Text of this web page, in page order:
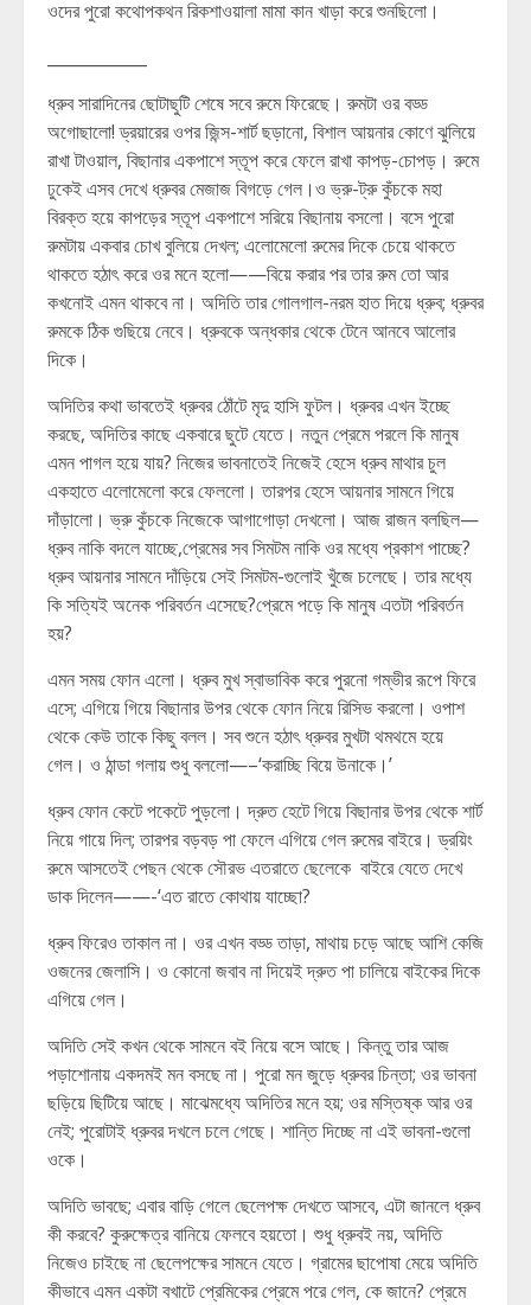
ওদের পুরো কথোপকথন রিকশাওয়ালা মামা কান খাড়া করে শুনছিলো।
ধ্রুব সারাদিনের ছোটাছুটি শেষে সবে রুমে ফিরেছে। রুমটা ওর বড্ড
অগোছালো! ড্রয়ারের ওপর জিন্স-শার্ট ছড়ানো, বিশাল আয়নার কোণে ঝুলিয়ে
রাখা টাওয়াল, বিছানার একপাশে স্তূপ করে ফেলে রাখা কাপড়-চোপড়। রুমে
ঢুকেই এসব দেখে ধ্রুবর মেজাজ বিগড়ে গেল।ও ভ্রু-ট্রু কুঁচকে মহা
বিরক্ত হয়ে কাপড়ের স্তূপ একপাশে সরিয়ে বিছানায় বসলো। বসে পুরো
রুমটায় একবার চোখ বুলিয়ে দেখল; এলোমেলো রুমের দিকে চেয়ে থাকতে
থাকতে হঠাৎ করে ওর মনে হলো——বিয়ে করার পর তার রুম তো আর
কখনোই এমন থাকবে না। অদিতি তার গোলগাল-নরম হাত দিয়ে ধ্রুব; ধ্রুবর
রুমকে ঠিক গুছিয়ে নেবে। ধ্রুবকে অন্ধকার থেকে টেনে আনবে আলোর
দিকে।
অদিতির কথা ভাবতেই ধ্রুবর ঠোঁটে মৃদু হাসি ফুটল। ধ্রুবর এখন ইচ্ছে
করছে, অদিতির কাছে একবারে ছুটে যেতে। নতুন প্রেমে পরলে কি মানুষ
এমন পাগল হয়ে যায়? নিজের ভাবনাতেই নিজেই হেসে ধ্রুব মাথার চুল
একহাতে এলোমেলো করে ফেললো। তারপর হেসে আয়নার সামনে গিয়ে
দাঁড়ালো। ভ্রু কুঁচকে নিজেকে আগাগোড়া দেখলো। আজ রাজন বলছিল—
ধ্রুব নাকি বদলে যাচ্ছে,প্রেমের সব সিমটম নাকি ওর মধ্যে প্রকাশ পাচ্ছে?
ধ্রুব আয়নার সামনে দাঁড়িয়ে সেই সিমটম-গুলোই খুঁজে চলেছে। তার মধ্যে
কি সত্যিই অনেক পরিবর্তন এসেছে?প্রেমে পড়ে কি মানুষ এতটা পরিবর্তন
হয়?
এমন সময় ফোন এলো। ধ্রুব মুখ স্বাভাবিক করে পুরনো গম্ভীর রূপে ফিরে
এসে; এগিয়ে গিয়ে বিছানার উপর থেকে ফোন নিয়ে রিসিভ করলো। ওপাশ
থেকে কেউ তাকে কিছু বলল। সব শুনে হঠাৎ ধ্রুবর মুখটা থমথমে হয়ে
গেল। ও ঠান্ডা গলায় শুধু বললো—–‘করাচ্ছি বিয়ে উনাকে।’
ধ্রুব ফোন কেটে পকেটে পুড়লো। দ্রুত হেটে গিয়ে বিছানার উপর থেকে শার্ট
নিয়ে গায়ে দিল; তারপর বড়বড় পা ফেলে এগিয়ে গেল রুমের বাইরে। ড্রয়িং
রুমে আসতেই পেছন থেকে সৌরভ এতরাতে ছেলেকে বাইরে যেতে দেখে
ডাক দিলেন——-‘এত রাতে কোথায় যাচ্ছো?
ধ্রুব ফিরেও তাকাল না। ওর এখন বড্ড তাড়া, মাথায় চড়ে আছে আশি কেজি
ওজনের জেলাসি। ও কোনো জবাব না দিয়েই দ্রুত পা চালিয়ে বাইকের দিকে
এগিয়ে গেল।
অদিতি সেই কখন থেকে সামনে বই নিয়ে বসে আছে। কিন্তু তার আজ
পড়াশোনায় একদমই মন বসছে না। পুরো মন জুড়ে ধ্রুবর চিন্তা; ওর ভাবনা
ছড়িয়ে ছিটিয়ে আছে। মাঝেমধ্যে অদিতির মনে হয়; ওর মস্তিষ্ক আর ওর
নেই; পুরোটাই ধ্রুবর দখলে চলে গেছে। শান্তি দিচ্ছে না এই ভাবনা-গুলো
ওকে।
অদিতি ভাবছে; এবার বাড়ি গেলে ছেলেপক্ষ দেখতে আসবে, এটা জানলে ধ্রুব
কী করবে? কুরুক্ষেত্র বানিয়ে ফেলবে হয়তো। শুধু ধ্রুবই নয়, অদিতি
নিজেও চাইছে না ছেলেপক্ষের সামনে যেতে। গ্রামের ছাপোষা মেয়ে অদিতি
কীভাবে এমন একটা বখাটে প্রেমিকের প্রেমে পরে গেল, কে জানে? প্রেমে